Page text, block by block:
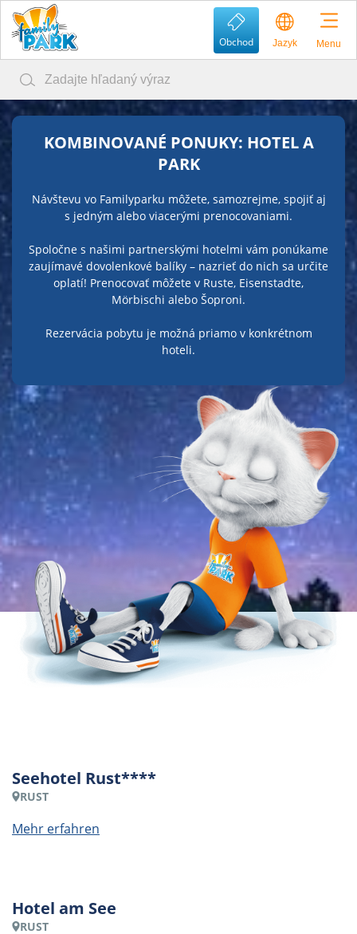
Obchod Jazyk Menu
KOMBINOVANÉ PONUKY: HOTEL A
PARK
Návštevu vo Familyparku môžete, samozrejme, spojiť aj
s jedným alebo viacerými prenocovaniami.
Spoločne s našimi partnerskými hotelmi vám ponúkame
zaujímavé dovolenkové balíky – nazrieť do nich sa určite
oplatí! Prenocovať môžete v Ruste, Eisenstadte,
Mörbischi alebo Šoproni.
Rezervácia pobytu je možná priamo v konkrétnom
hoteli.
Seehotel Rust****
RUST
Mehr erfahren
Hotel am See
RUST